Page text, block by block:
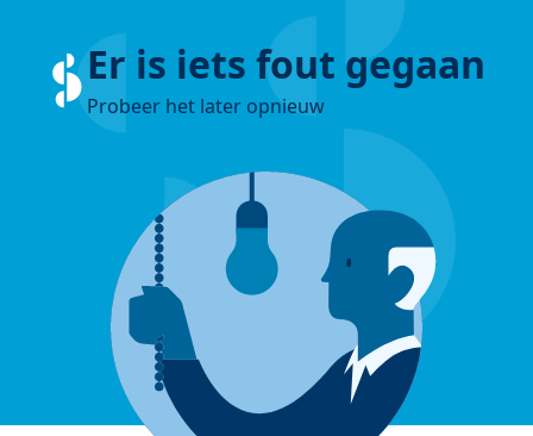
Er is iets fout gegaan
Probeer het later opnieuw